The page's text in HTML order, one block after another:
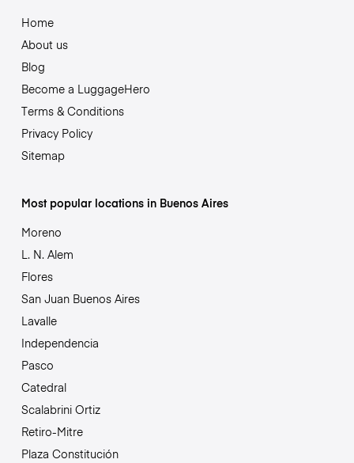
Home
About us
Blog
Become a LuggageHero
Terms & Conditions
Privacy Policy
Sitemap
Most popular locations in Buenos Aires
Moreno
L. N. Alem
Flores
San Juan Buenos Aires
Lavalle
Independencia
Pasco
Catedral
Scalabrini Ortiz
Retiro-Mitre
Plaza Constitución